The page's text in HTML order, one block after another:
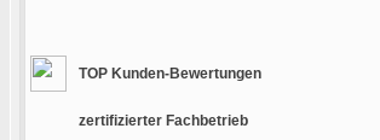
TOP Kunden-Bewertungen
zertifizierter Fachbetrieb